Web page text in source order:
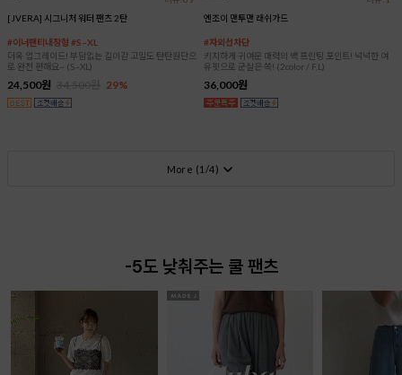
[JVERA] 시그니처 워터 팬츠 2탄
#이너팬티내장형 #S~XL
더욱 업그레이드! 부담없는 길이감 고밀도 탄탄원단으
로 완전 편해요~ (S~XL)
24,500원 29%
엔조이 맨투맨 래쉬가드
#자외선차단
키치하게 귀여운 매력의 백 프린팅 포인트! 넉넉한 여
유핏으로 군살은 쏙! (2color / F,L)
36,000원
More (1 /4)
-5도 낮춰주는 쿨 팬츠